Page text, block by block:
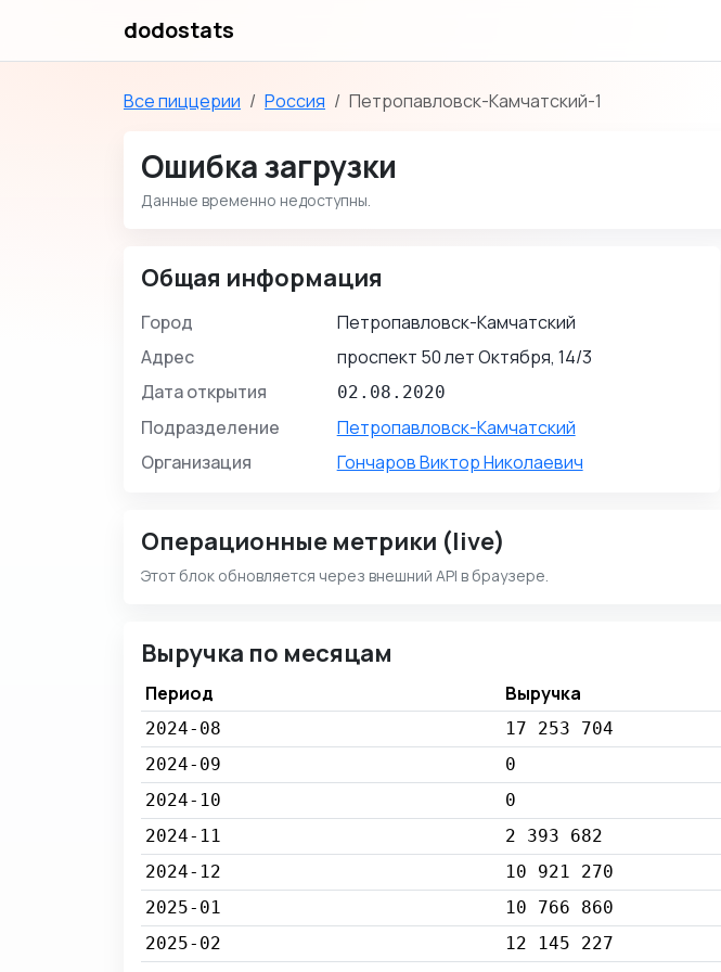
dodostats
Все пиццерии Россия Петропавловск-Камчатский-1
Ошибка загрузки
Данные временно недоступны.
Общая информация
Город
Петропавловск-Камчатский
Адрес
проспект 50 лет Октября, 14/3
Дата открытия
02.08.2020
Подразделение
Петропавловск-Камчатский
Организация
Гончаров Виктор Николаевич
Операционные метрики (live)
Этот блок обновляется через внешний API в браузере.
Выручка по месяцам
Период Выручка
2024-08 17 253 704
2024-09
0
2024-10
0
2024-11
2 393 682
2024-12
10 921 270
2025-01
10 766 860
2025-02
12 145 227